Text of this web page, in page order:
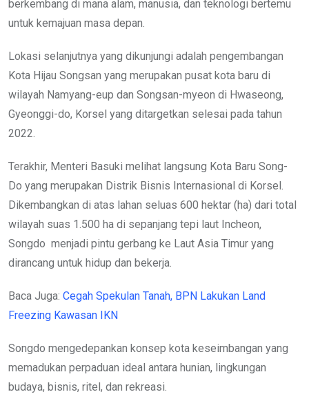
berkembang di mana alam, manusia, dan teknologi bertemu
untuk kemajuan masa depan.
Lokasi selanjutnya yang dikunjungi adalah pengembangan
Kota Hijau Songsan yang merupakan pusat kota baru di
wilayah Namyang-eup dan Songsan-myeon di Hwaseong,
Gyeonggi-do, Korsel yang ditargetkan selesai pada tahun
2022.
Terakhir, Menteri Basuki melihat langsung Kota Baru Song-
Do yang merupakan Distrik Bisnis Internasional di Korsel.
Dikembangkan di atas lahan seluas 600 hektar (ha) dari total
wilayah suas 1.500 ha di sepanjang tepi laut Incheon,
Songdo menjadi pintu gerbang ke Laut Asia Timur yang
dirancang untuk hidup dan bekerja.
Baca Juga: Cegah Spekulan Tanah, BPN Lakukan Land
Freezing Kawasan IKN
Songdo mengedepankan konsep kota keseimbangan yang
memadukan perpaduan ideal antara hunian, lingkungan
budaya, bisnis, ritel, dan rekreasi.